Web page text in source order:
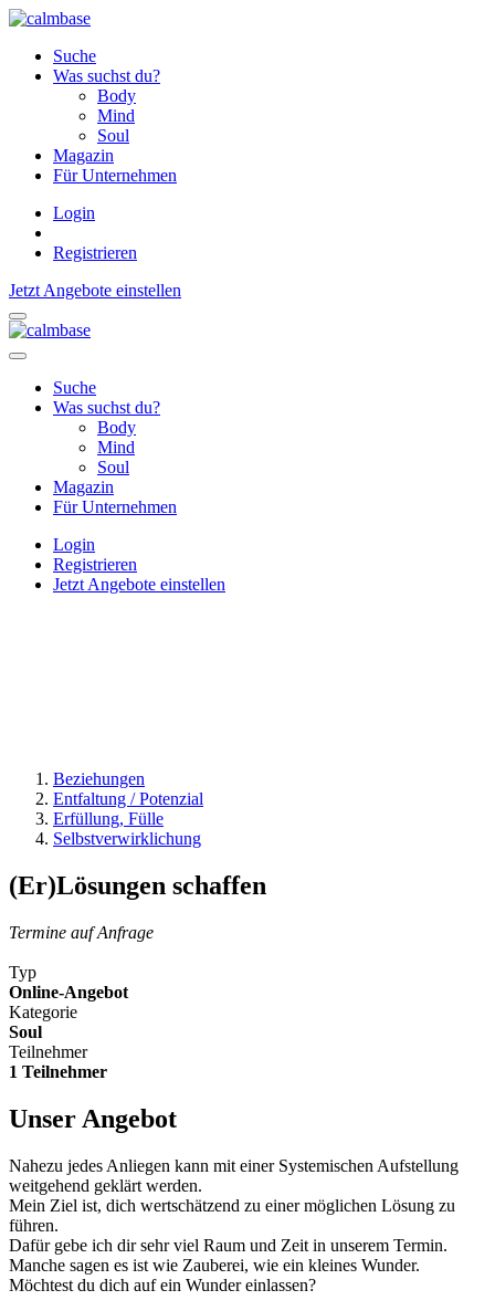
Suche
Was suchst du?
Body
Mind
Soul
Magazin
Für Unternehmen
Login
Registrieren
Jetzt Angebote einstellen
Suche
Was suchst du?
Body
Mind
Soul
Magazin
Für Unternehmen
Login
Registrieren
Jetzt Angebote einstellen
Beziehungen
Entfaltung / Potenzial
Erfüllung, Fülle
Selbstverwirklichung
(Er)Lösungen schaffen
Termine auf Anfrage
Typ
Online-Angebot
Kategorie
Soul
Teilnehmer
1 Teilnehmer
Unser Angebot
Nahezu jedes Anliegen kann mit einer Systemischen Aufstellung
weitgehend geklärt werden.
Mein Ziel ist, dich wertschätzend zu einer möglichen Lösung zu
führen.
Dafür gebe ich dir sehr viel Raum und Zeit in unserem Termin.
Manche sagen es ist wie Zauberei, wie ein kleines Wunder.
Möchtest du dich auf ein Wunder einlassen?